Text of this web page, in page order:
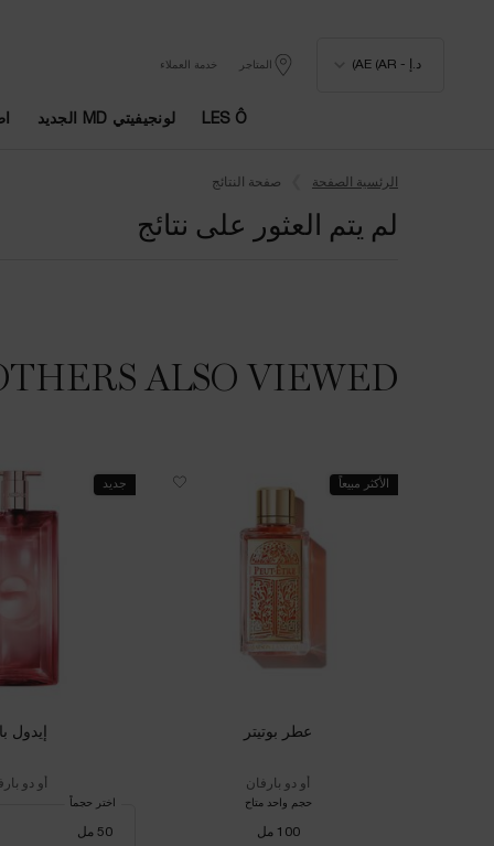
د.إ - AE (AR) المتاجر خدمة العملاء
LES Ô لونجيفيتي MD الجديد
الرئسية الصفحة
صفحة النتائج
لم يتم العثور على نتائج
ALSO VIEWED
الأكثر مبيعاً
عطر بوتيتر
أو دو بارفان
حجم واحد متاح
100 مل
جديد
إيدول
أو دو
اختر حجماً